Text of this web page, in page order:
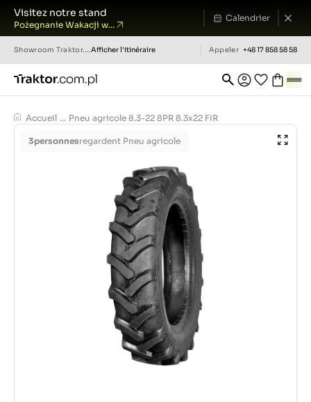
Visitez notre stand
Pożegnanie Wakacji w...
Calendrier
Showroom Traktor.com.pl Afficher l'itinéraire Appeler +48 17 858 58 58
Accueil ... Pneu agricole 8.3-22 8PR 8.3x22 FIR
3personnesregardent Pneu agricole